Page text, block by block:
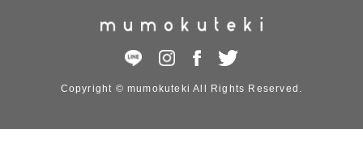
Copyright © mumokuteki All Rights Reserved.